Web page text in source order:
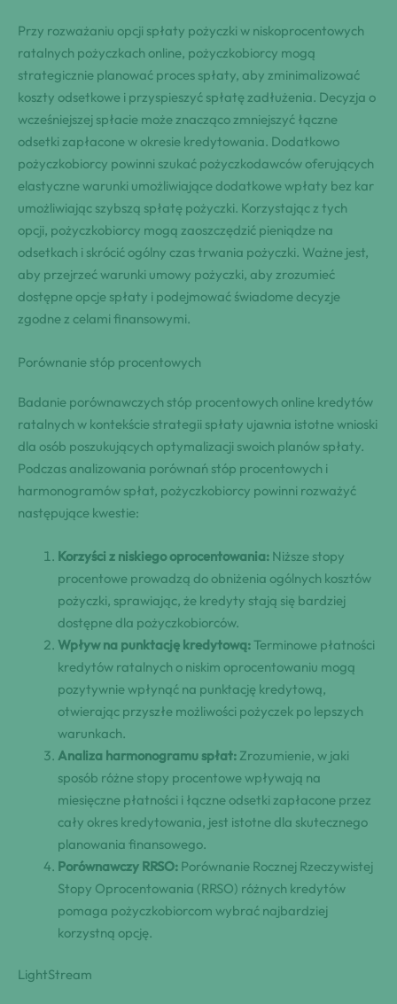
Przy rozważaniu opcji spłaty pożyczki w niskoprocentowych
ratalnych pożyczkach online, pożyczkobiorcy mogą
strategicznie planować proces spłaty, aby zminimalizować
koszty odsetkowe i przyspieszyć spłatę zadłużenia. Decyzja o
wcześniejszej spłacie może znacząco zmniejszyć łączne
odsetki zapłacone w okresie kredytowania. Dodatkowo
pożyczkobiorcy powinni szukać pożyczkodawców oferujących
elastyczne warunki umożliwiające dodatkowe wpłaty bez kar
umożliwiając szybszą spłatę pożyczki. Korzystając z tych
opcji, pożyczkobiorcy mogą zaoszczędzić pieniądze na
odsetkach i skrócić ogólny czas trwania pożyczki. Ważne jest,
aby przejrzeć warunki umowy pożyczki, aby zrozumieć
dostępne opcje spłaty i podejmować świadome decyzje
zgodne z celami finansowymi.
Porównanie stóp procentowych
Badanie porównawczych stóp procentowych online kredytów
ratalnych w kontekście strategii spłaty ujawnia istotne wnioski
dla osób poszukujących optymalizacji swoich planów spłaty.
Podczas analizowania porównań stóp procentowych i
harmonogramów spłat, pożyczkobiorcy powinni rozważyć
następujące kwestie:
Korzyści z niskiego oprocentowania: Niższe stopy
procentowe prowadzą do obniżenia ogólnych kosztów
pożyczki, sprawiając, że kredyty stają się bardziej
dostępne dla pożyczkobiorców.
Wpływ na punktację kredytową:Terminowe płatności
kredytów ratalnych o niskim oprocentowaniu mogą
pozytywnie wpłynąć na punktację kredytową,
otwierając przyszłe możliwości pożyczek po lepszych
warunkach.
Analiza harmonogramu spłat: Zrozumienie, w jaki
sposób różne stopy procentowe wpływają na
miesięczne płatności i łączne odsetki zapłacone przez
cały okres kredytowania, jest istotne dla skutecznego
planowania finansowego.
Porównawczy RRSO: Porównanie Rocznej Rzeczywistej
Stopy Oprocentowania (RRSO) różnych kredytów
pomaga pożyczkobiorcom wybrać najbardziej
korzystną opcję.
LightStream